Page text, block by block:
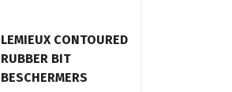
LEMIEUX CONTOURED
RUBBER BIT
BESCHERMERS